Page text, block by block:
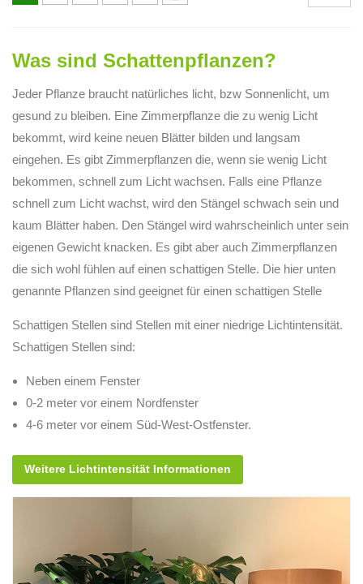
Was sind Schattenpflanzen?
Jeder Pflanze braucht natürliches licht, bzw Sonnenlicht, um
gesund zu bleiben. Eine Zimmerpflanze die zu wenig Licht
bekommt, wird keine neuen Blätter bilden und langsam
eingehen. Es gibt Zimmerpflanzen die, wenn sie wenig Licht
bekommen, schnell zum Licht wachsen. Falls eine Pflanze
schnell zum Licht wachst, wird den Stängel schwach sein und
kaum Blätter haben. Den Stängel wird wahrscheinlich unter sein
eigenen Gewicht knacken. Es gibt aber auch Zimmerpflanzen
die sich wohl fühlen auf einen schattigen Stelle. Die hier unten
genannte Pflanzen sind geeignet für einen schattigen Stelle
Schattigen Stellen sind Stellen mit einer niedrige Lichtintensität.
Schattigen Stellen sind:
Neben einem Fenster
0-2 meter vor einem Nordfenster
4-6 meter vor einem Süd-West-Ostfenster.
Weitere Lichtintensität Informationen